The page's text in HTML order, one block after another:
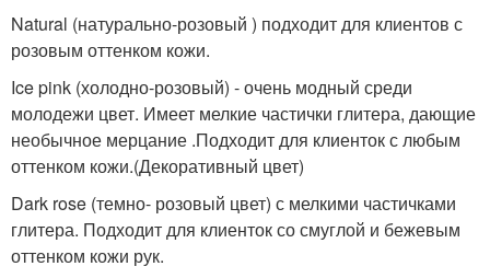
Natural (натурально-розовый ) подходит для клиентов с
розовым оттенком кожи.
Ice pink (холодно-розовый) - очень модный среди
молодежи цвет. Имеет мелкие частички глитера, дающие
необычное мерцание .Подходит для клиенток с любым
оттенком кожи.(Декоративный цвет)
Dark rose (темно- розовый цвет) с мелкими частичками
глитера. Подходит для клиенток со смуглой и бежевым
оттенком кожи рук.